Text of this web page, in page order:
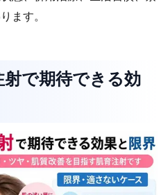
ます。
射で期待できる効